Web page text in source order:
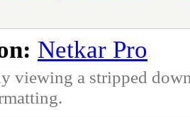
Netkar Pro
viewing a stripped